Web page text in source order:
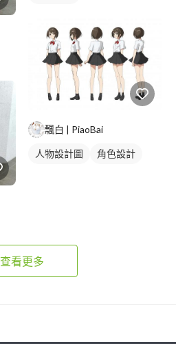
飄白 | PiaoBai
人物設計圖 角色設計
查看更多